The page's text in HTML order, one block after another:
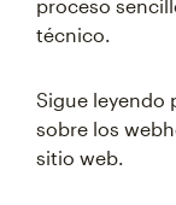
proceso
técnico.
Sigue leyendo
sobre los
sitio web.